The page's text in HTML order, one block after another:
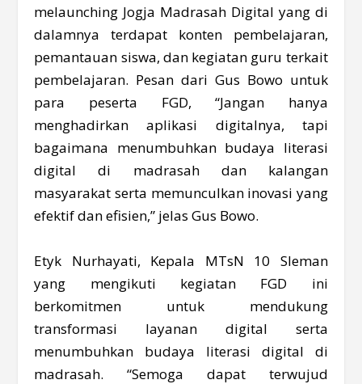
melaunching Jogja Madrasah Digital yang di
dalamnya terdapat konten pembelajaran,
pemantauan siswa, dan kegiatan guru terkait
pembelajaran. Pesan dari Gus Bowo untuk
para peserta FGD, “Jangan hanya
menghadirkan aplikasi digitalnya, tapi
bagaimana menumbuhkan budaya literasi
digital di madrasah dan kalangan
masyarakat serta memunculkan inovasi yang
efektif dan efisien,” jelas Gus Bowo.
Etyk Nurhayati, Kepala MTsN 10 Sleman
yang mengikuti kegiatan FGD ini
berkomitmen untuk mendukung
transformasi layanan digital serta
menumbuhkan budaya literasi digital di
madrasah. “Semoga dapat terwujud